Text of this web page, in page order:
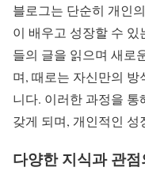
블로그는 단순히 개인
이 배우고 성장할 수
들의 글을 읽으며 새로
며, 때로는 자신만의
니다. 이러한 과정을
갖게 되며, 개인적인
다양한 지식과 관